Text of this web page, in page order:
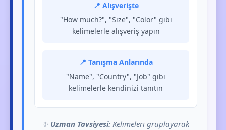
📍 Alışverişte
"How much?", "Size", "Color" gibi
kelimelerle alışveriş yapın
📍 Tanışma Anlarında
"Name", "Country", "Job" gibi
kelimelerle kendinizi tanıtın
✨ Uzman Tavsiyesi: Kelimeleri gruplayarak